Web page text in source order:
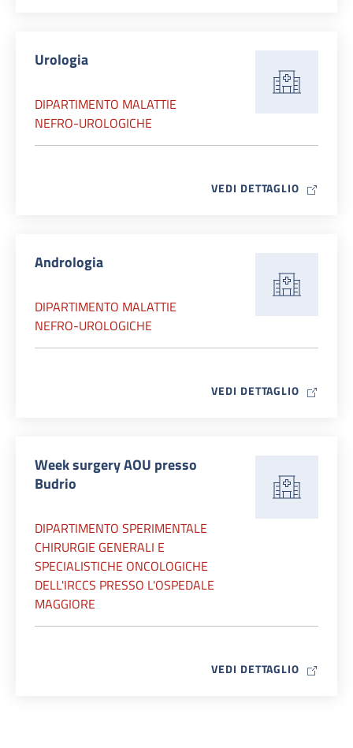
Urologia
DIPARTIMENTO MALATTIE
NEFRO-UROLOGICHE
VEDI DETTAGLIO MAP ICON
Andrologia
DIPARTIMENTO MALATTIE
NEFRO-UROLOGICHE
VEDI DETTAGLIO MAP ICON
Week surgery AOU presso
Budrio
DIPARTIMENTO SPERIMENTALE
CHIRURGIE GENERALI E
SPECIALISTICHE ONCOLOGICHE
DELL'IRCCS PRESSO L'OSPEDALE
MAGGIORE
VEDI DETTAGLIO MAP ICON